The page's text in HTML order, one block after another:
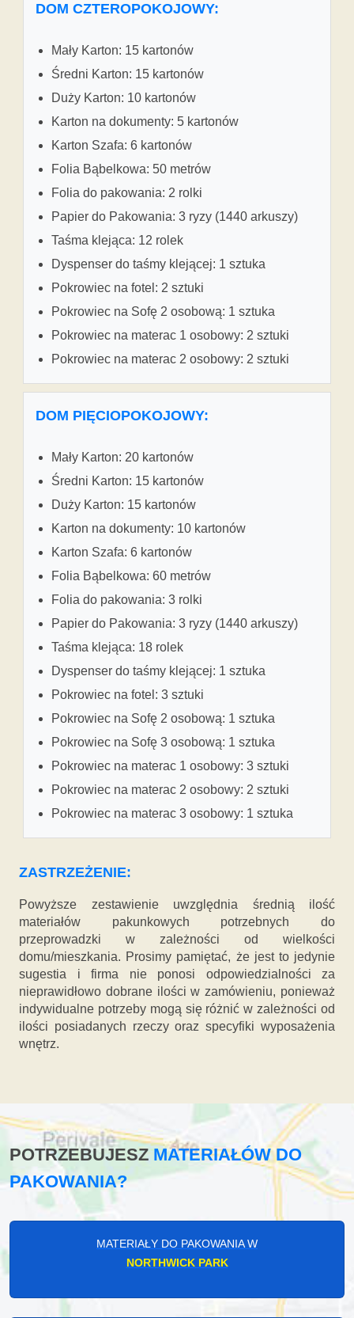
DOM CZTEROPOKOJOWY:
Mały Karton: 15 kartonów
Średni Karton: 15 kartonów
Duży Karton: 10 kartonów
Karton na dokumenty: 5 kartonów
Karton Szafa: 6 kartonów
Folia Bąbelkowa: 50 metrów
Folia do pakowania: 2 rolki
Papier do Pakowania: 3 ryzy (1440 arkuszy)
Taśma klejąca: 12 rolek
Dyspenser do taśmy klejącej: 1 sztuka
Pokrowiec na fotel: 2 sztuki
Pokrowiec na Sofę 2 osobową: 1 sztuka
Pokrowiec na materac 1 osobowy: 2 sztuki
Pokrowiec na materac 2 osobowy: 2 sztuki
DOM PIĘCIOPOKOJOWY:
Mały Karton: 20 kartonów
Średni Karton: 15 kartonów
Duży Karton: 15 kartonów
Karton na dokumenty: 10 kartonów
Karton Szafa: 6 kartonów
Folia Bąbelkowa: 60 metrów
Folia do pakowania: 3 rolki
Papier do Pakowania: 3 ryzy (1440 arkuszy)
Taśma klejąca: 18 rolek
Dyspenser do taśmy klejącej: 1 sztuka
Pokrowiec na fotel: 3 sztuki
Pokrowiec na Sofę 2 osobową: 1 sztuka
Pokrowiec na Sofę 3 osobową: 1 sztuka
Pokrowiec na materac 1 osobowy: 3 sztuki
Pokrowiec na materac 2 osobowy: 2 sztuki
Pokrowiec na materac 3 osobowy: 1 sztuka
ZASTRZEŻENIE:
Powyższe zestawienie uwzględnia średnią ilość
materiałów pakunkowych potrzebnych do
przeprowadzki w zależności od wielkości
domu/mieszkania. Prosimy pamiętać, że jest to jedynie
sugestia i firma nie ponosi odpowiedzialności za
nieprawidłowo dobrane ilości w zamówieniu, ponieważ
indywidualne potrzeby mogą się różnić w zależności od
ilości posiadanych rzeczy oraz specyfiki wyposażenia
wnętrz.
POTRZEBUJESZMATERIAŁÓW DO
PAKOWANIA?
MATERIAŁY DO PAKOWANIA W
NORTHWICK PARK